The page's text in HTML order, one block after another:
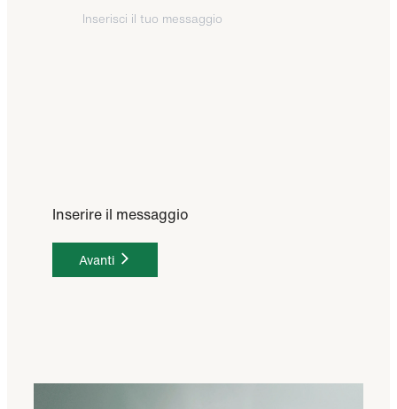
Inserire il messaggio
Avanti